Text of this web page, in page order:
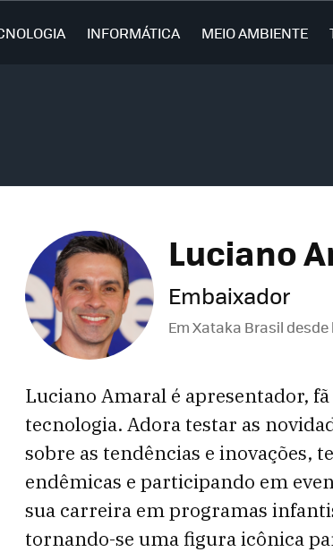
INFORMÁTICA MEIO AMBIENTE
Luciano
Embaixador
Em Xataka Brasil desde
Luciano Amaral é apresentador,
tecnologia. Adora testar as
sobre as tendências e inovações,
endêmicas e participando em
sua carreira em programas
tornando-se uma figura icônica